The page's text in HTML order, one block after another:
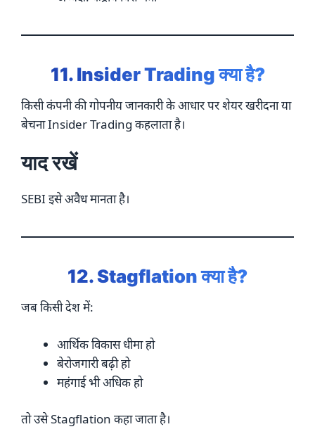
11. Insider Trading क्या है?
किसी कंपनी की गोपनीय जानकारी के आधार पर शेयर खरीदना या
बेचना Insider Trading कहलाता है।
याद रखें
SEBI इसे अवैध मानता है।
12. Stagflation क्या है?
जब किसी देश में:
आर्थिक विकास धीमा हो
बेरोजगारी बढ़ी हो
महंगाई भी अधिक हो
तो उसे Stagflation कहा जाता है।